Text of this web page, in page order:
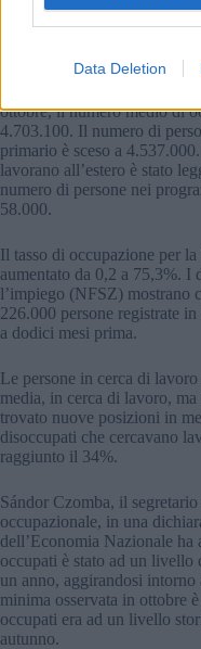
Data Deletion
In termini assoluti, i
di 26.500 rispetto a dodici
ottobre, il numero medio di
4.703.100. Il numero di
primario è sceso a
lavorano all’estero è stato
numero di persone nei
58.000.
Il tasso di occupazione per
aumentato da 0,2 a 75,3%. I
l’impiego (NFSZ) mostrano
226.000 persone registrate
a dodici mesi prima.
Le persone in cerca di
media, in cerca di lavoro,
trovato nuove posizioni in
disoccupati che cercavano
raggiunto il 34%.
Sándor Czomba, il
occupazionale, in una
dell’Economia Nazionale
occupati è stato ad un livello
un anno, aggirandosi
minima osservata in ottobre
occupati era ad un livello
autunno.